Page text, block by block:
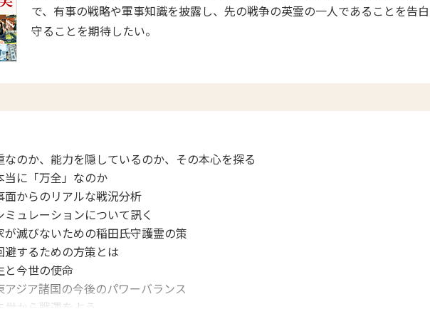
で、有事の戦略や軍事知識を披露し、先の戦争の英霊の一人であることを告
守ることを期待したい。
のか、能力を隠しているのか、その本心を探る
に「万全」なのか
からのリアルな戦況分析
ュレーションについて訊く
滅びないための稲田氏守護霊の策
するための方策とは
今世の使命
ジア諸国の今後のパワーバランス